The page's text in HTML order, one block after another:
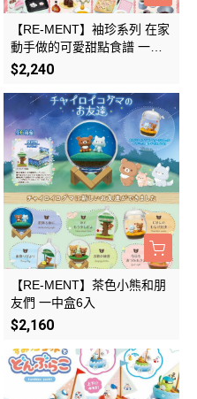
【RE-MENT】袖珍系列 在家
動手做的可愛甜點食譜 一中
盒8入
$2,240
【RE-MENT】茶色小熊和朋
友們 一中盒6入
$2,160